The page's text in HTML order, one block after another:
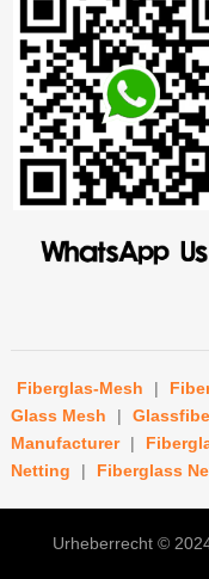
Fiberglas-Mesh |
Glass Mesh
|
Manufacturer
|
Netting
| Fiberglass
Urheberrecht ©